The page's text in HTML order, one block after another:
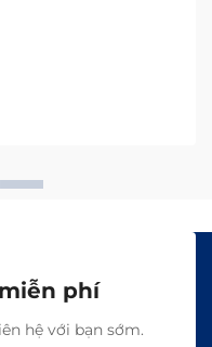
phí
hệ với bạn sớm.